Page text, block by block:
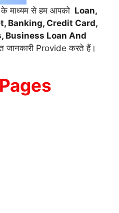
के माध्यम से हम आपको Loan,
Banking, Credit Card,
Business Loan And
जानकारी Provide करते हैं।